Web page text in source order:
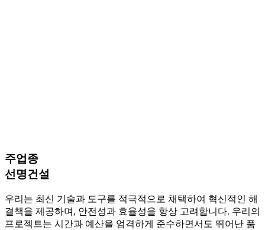
주업종
선명건설
우리는 최신 기술과 도구를 적극적으로 채택하여 혁신적인 해
결책을 제공하며, 안전성과 효율성을 항상 고려합니다. 우리의
프로젝트는 시간과 예산을 엄격하게 준수하면서도 뛰어난 품